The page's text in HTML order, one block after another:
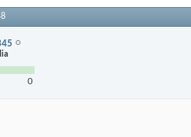
0